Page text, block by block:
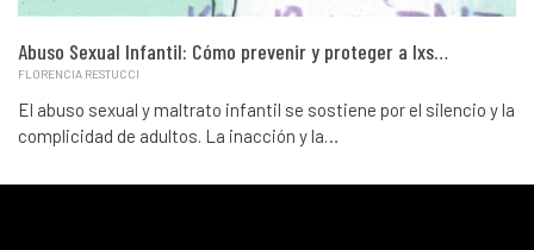
Abuso Sexual Infantil: Cómo prevenir y proteger a lxs…
FLORENCIA RESTUCCI
El abuso sexual y maltrato infantil se sostiene por el silencio y la
complicidad de adultos. La inacción y la…